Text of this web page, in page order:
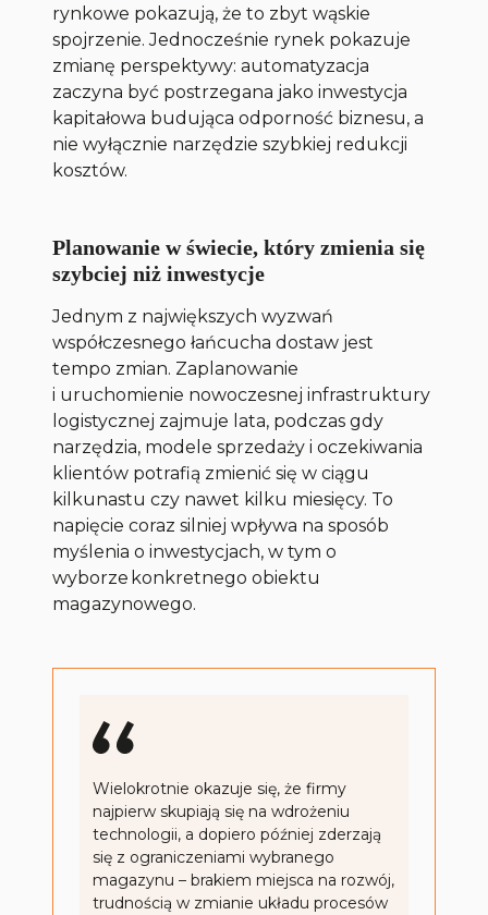
rynkowe pokazują, że to zbyt wąskie
spojrzenie. Jednocześnie rynek pokazuje
zmianę perspektywy: automatyzacja
zaczyna być postrzegana jako inwestycja
kapitałowa budująca odporność biznesu, a
nie wyłącznie narzędzie szybkiej redukcji
kosztów.
Planowanie w świecie, który zmienia się
szybciej niż inwestycje
Jednym z największych wyzwań
współczesnego łańcucha dostaw jest
tempo zmian. Zaplanowanie
i uruchomienie nowoczesnej infrastruktury
logistycznej zajmuje lata, podczas gdy
narzędzia, modele sprzedaży i oczekiwania
klientów potrafią zmienić się w ciągu
kilkunastu czy nawet kilku miesięcy. To
napięcie coraz silniej wpływa na sposób
myślenia o inwestycjach, w tym o
wyborze konkretnego obiektu
magazynowego.
Wielokrotnie okazuje się, że firmy
najpierw skupiają się na wdrożeniu
technologii, a dopiero później zderzają
się z ograniczeniami wybranego
magazynu – brakiem miejsca na rozwój,
trudnością w zmianie układu procesów